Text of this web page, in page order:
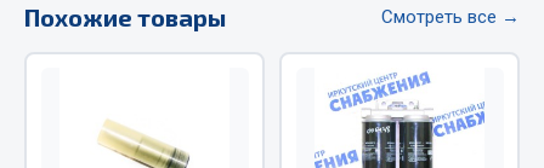
Инструмент
Похожие товары Смотреть все →